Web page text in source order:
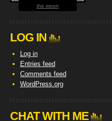
the moon
LOG IN
Log in
Entries feed
Comments feed
WordPress.org
CHAT WITH ME